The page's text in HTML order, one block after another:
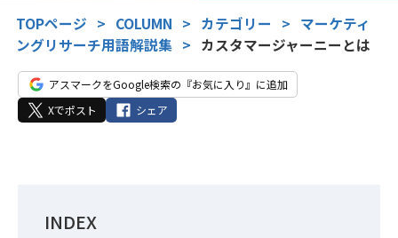
TOPページ > COLUMN > カテゴリー > マーケティ
ングリサーチ用語解説集 > カスタマージャーニーとは
アスマークをGoogle検索の『お気に入り』に追加
Xでポスト
シェア
INDEX